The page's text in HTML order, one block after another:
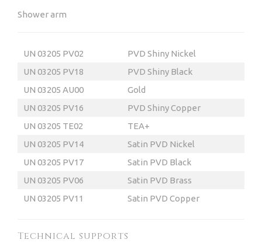
Shower arm
UN 03205 PV02
PVD Shiny Nickel
UN 03205 PV18
PVD Shiny Black
UN 03205 AU00
Gold
UN 03205 PV16
PVD Shiny Copper
UN 03205 TE02 TEA+
UN 03205 PV14
Satin PVD Nickel
UN 03205 PV17
Satin PVD Black
UN 03205 PV06
Satin PVD Brass
UN 03205 PV11
Satin PVD Copper
Technical supports